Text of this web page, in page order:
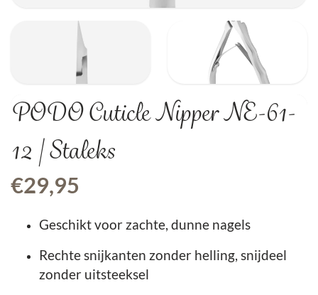
PODO Cuticle Nipper NE-61-
12 | Staleks
€29,95
Geschikt voor zachte, dunne nagels
Rechte snijkanten zonder helling, snijdeel
zonder uitsteeksel